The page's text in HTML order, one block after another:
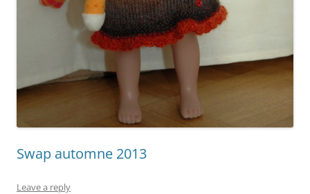
Swap automne 2013
Leave a reply